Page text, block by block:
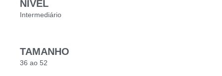
NÍVEL
Intermediário
TAMANHO
36 ao 52